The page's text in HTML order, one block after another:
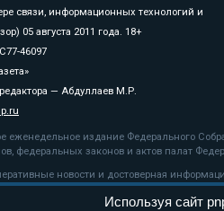
связи, информационных технологий и
05 августа 2011 года. 18+
46097
— Абдуллаев М.Р.
еженедельное издание Федерального
федеральных законов и актов палат
новости и достоверная
на pnp.ru обязательна.
Используя сайт